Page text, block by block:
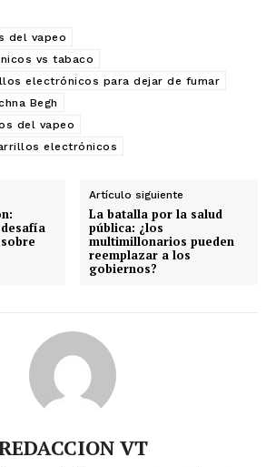
del vapeo
vs tabaco
electrónicos para dejar de fumar
Begh
del vapeo
electrónicos
Artículo siguiente
La batalla por la salud
pública: ¿los
multimillonarios pueden
reemplazar a los
gobiernos?
VT